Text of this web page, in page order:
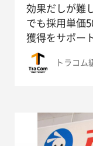
効果だしが難
でも採用単価
獲得をサポー
トラコム